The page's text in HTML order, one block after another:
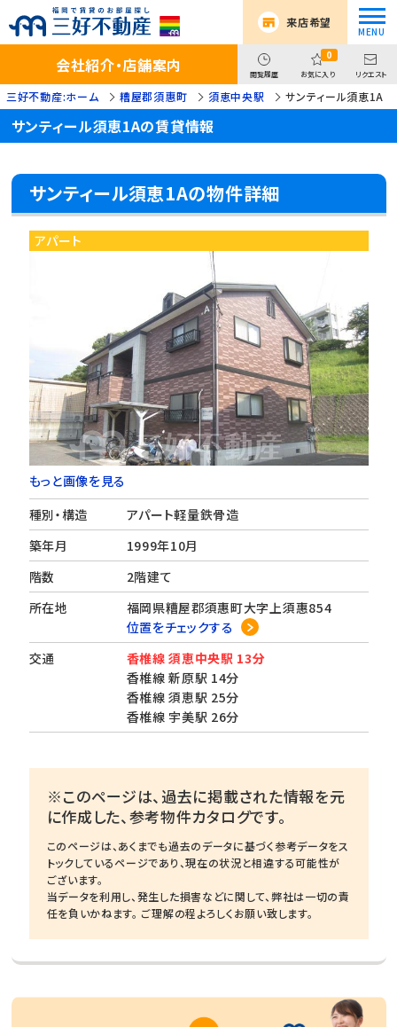
来店希望
会社紹介・店舗案内 閲覧履歴
0
お気に入り リクエスト
三好不動産:ホーム 糟屋郡須惠町 須恵中央駅 サンティール須恵1A
サンティール須恵1Aの賃貸情報
サンティール須恵1Aの物件詳細
アパート
もっと画像を見る
種別・構造
アパート軽量鉄骨造
築年月
1999年10月
階数
2階建て
所在地
福岡県糟屋郡須惠町大字上須惠854
位置をチェックする
交通
香椎線 須恵中央駅 13分
香椎線 新原駅 14分
香椎線 須恵駅 25分
香椎線 宇美駅 26分
※このページは、過去に掲載された情報を元
に作成した、参考物件カタログです。
このページは、あくまでも過去のデータに基づく参考データをス
トックしているページであり、現在の状況と相違する可能性が
ございます。
当データを利用し、発生した損害などに関して、弊社は一切の責
任を負いかねます。 ご理解の程よろしくお願い致します。